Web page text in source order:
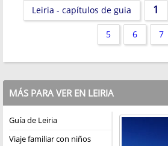
Leiria - capítulos de guia 1
5 6 7
MÁS PARA VER EN LEIRIA
Guía de Leiria
Viaje familiar con niños